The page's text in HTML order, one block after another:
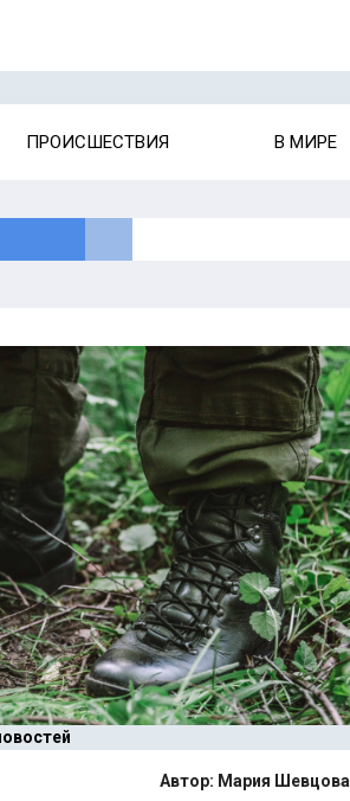
ПРОИСШЕСТВИЯ В МИРЕ
Автор: Мария Шевцова